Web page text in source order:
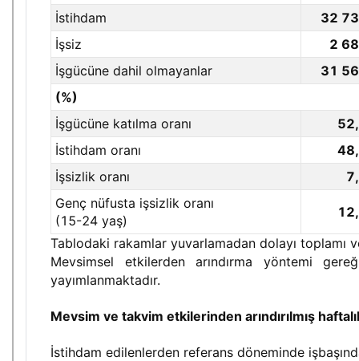
İstihdam
32
İşsiz
2
İşgücüne dahil olmayanlar
31
(%)
İşgücüne katılma oranı
İstihdam oranı
İşsizlik oranı
Genç nüfusta işsizlik oranı
(15-24 yaş)
Tablodaki rakamlar yuvarlamadan dolayı toplamı
Mevsimsel etkilerden arındırma yöntemi
yayımlanmaktadır.
Mevsim ve takvim etkilerinden arındırılmış
İstihdam edilenlerden referans döneminde